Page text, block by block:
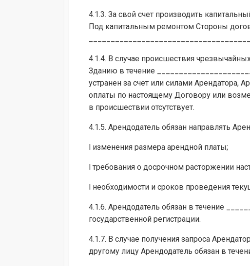
4.1.3. За свой счет производить
Под капитальным ремонтом Стороны
4.1.4. В случае происшествия
Зданию в течение
устранен за счет или силами Арендатора,
оплаты по настоящему Договору или
в происшествии отсутствует.
4.1.5. Арендодатель обязан направлять
l изменения размера арендной платы;
l требования о досрочном расторжении
l необходимости и сроков проведения
4.1.6. Арендодатель обязан в течение
государственной регистрации.
4.1.7. В случае получения запроса
другому лицу Арендодатель обязан в